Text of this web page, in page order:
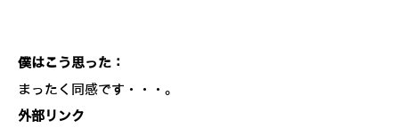
僕はこう思った：
まったく同感です・・・。
外部リンク